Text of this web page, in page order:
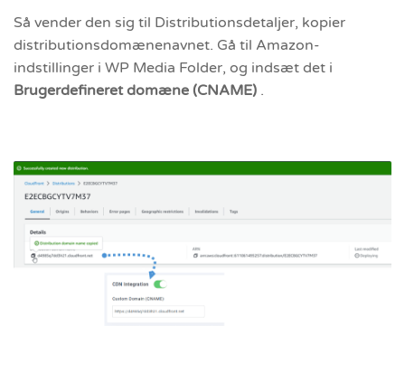
Så vender den sig til Distributionsdetaljer, kopier
distributionsdomænenavnet. Gå til Amazon-
indstillinger i WP Media Folder, og indsæt det i
Brugerdefineret domæne (CNAME) .